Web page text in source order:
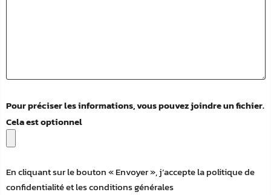
Pour préciser les informations, vous pouvez joindre un fichier.
Cela est optionnel
En cliquant sur le bouton « Envoyer », j’accepte la politique de
confidentialité et les conditions générales